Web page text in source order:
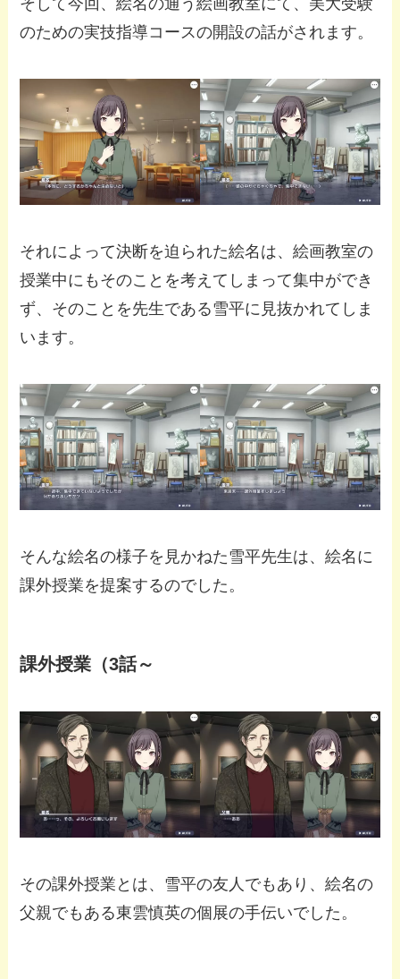
そして今回、絵名の通う絵画教室にて、美大受験
のための実技指導コースの開設の話がされます。
それによって決断を迫られた絵名は、絵画教室の
授業中にもそのことを考えてしまって集中ができ
ず、そのことを先生である雪平に見抜かれてしま
います。
そんな絵名の様子を見かねた雪平先生は、絵名に
課外授業を提案するのでした。
課外授業（3話～
その課外授業とは、雪平の友人でもあり、絵名の
父親でもある東雲慎英の個展の手伝いでした。